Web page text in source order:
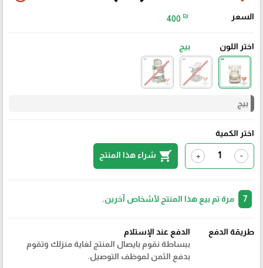
السعر 400 ₪
اختر اللون بيج
بيج
اختر الكمية
-
+
shopping_cart شراء هذا المنتج
مرة تم بيع هذا المنتج لأشخاص آخرين.
طريقة الدفع
الدفع عند الإستلام
ببساطة نقوم بايصال المنتج لغاية منزلك وتقوم
بدفع الثمن لموظف التوصيل.